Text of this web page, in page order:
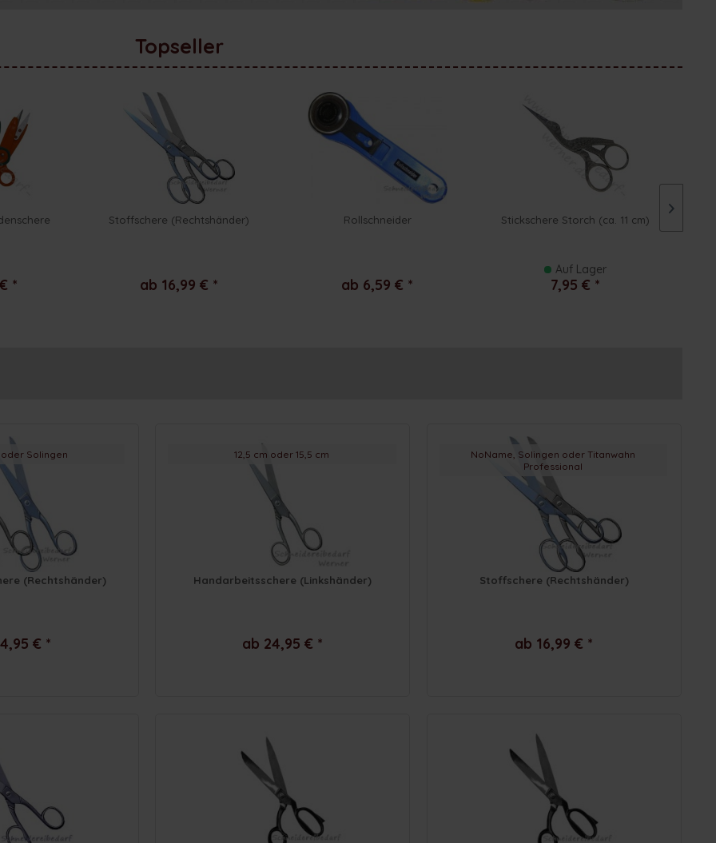
Topseller
*
Stoffschere (Rechtshänder)
ab 16,99 € *
Rollschneider
ab 6,59 € *
Stickschere Storch (ca. 11 cm)
Auf Lager
7,95 € *
Solingen
(Rechtshänder)
€ *
12,5 cm oder 15,5 cm
Handarbeitsschere (Linkshänder)
ab 24,95 € *
NoName, Solingen oder Titanwahn
Professional
Stoffschere (Rechtshänder)
ab 16,99 € *